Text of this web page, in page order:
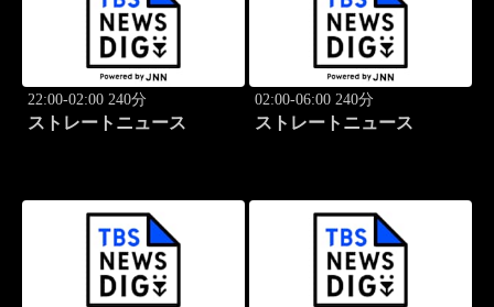
22:00-02:00 240分
ストレートニュース
02:00-06:00 240分
ストレートニュース